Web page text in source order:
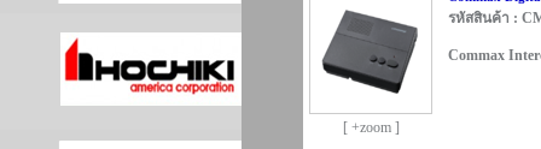
[ +zoom ]
รหัสสินค้า :
Commax